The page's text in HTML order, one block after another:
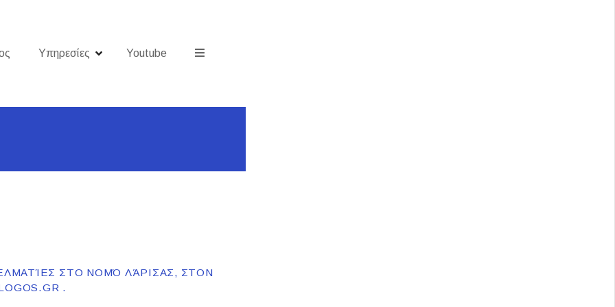
Υπηρεσίες Youtube
ΣΤΟ ΝΟΜΌ ΛΆΡΙΣΑΣ, ΣΤΟΝ
.